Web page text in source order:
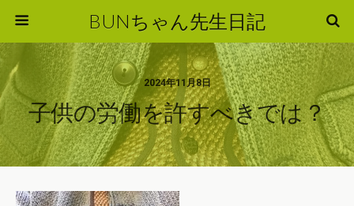
BUNちゃん先生日記
2024年11月8日
子供の労働を許すべきでは？